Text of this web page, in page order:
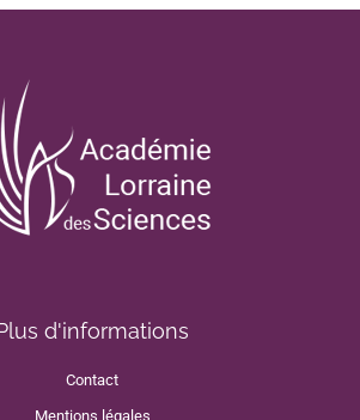
d'informations
Contact
Mentions légales